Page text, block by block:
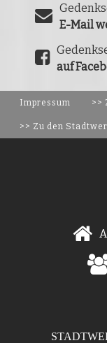
E-Mail
auf
Impressum >>
>> Zu den